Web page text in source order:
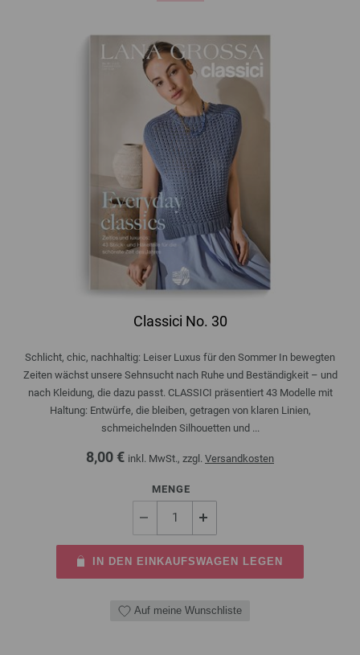
Classici No. 30
Schlicht, chic, nachhaltig: Leiser Luxus für den Sommer In bewegten
Zeiten wächst unsere Sehnsucht nach Ruhe und Beständigkeit – und
nach Kleidung, die dazu passt. CLASSICI präsentiert 43 Modelle mit
Haltung: Entwürfe, die bleiben, getragen von klaren Linien,
schmeichelnden Silhouetten und ...
8,00 € inkl. MwSt., zzgl. Versandkosten
MENGE
IN DEN EINKAUFSWAGEN LEGEN
Auf meine Wunschliste